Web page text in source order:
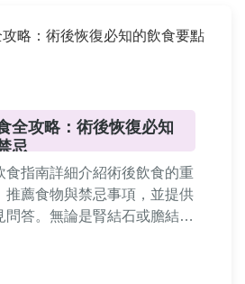
全攻略：術後恢復必知
忌
食指南詳細介紹術後飲食的重
推薦食物與禁忌事項，並提供
問答。無論是腎結石或膽結石
經驗，解決您所有飲食疑